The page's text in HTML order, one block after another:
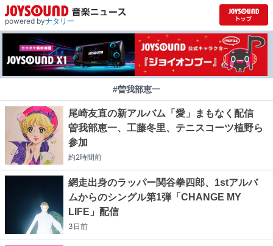
powered byナタリー
#曽我部恵一
尾崎友直の新アルバム「愛」まもなく配信
曽我部恵一、工藤冬里、テニスコーツ植野ら
参加
約2時間前
網走出身のラッパー関谷拳四郎、1stアルバ
ムからのシングル第1弾「CHANGE MY
LIFE」配信
3日前